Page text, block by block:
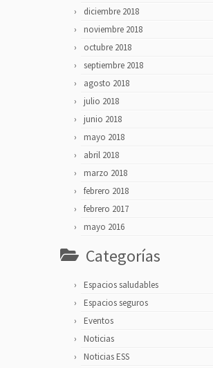
diciembre 2018
noviembre 2018
octubre 2018
septiembre 2018
agosto 2018
julio 2018
junio 2018
mayo 2018
abril 2018
marzo 2018
febrero 2018
febrero 2017
mayo 2016
Categorías
Espacios saludables
Espacios seguros
Eventos
Noticias
Noticias ESS